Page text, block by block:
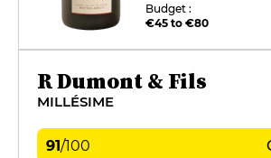
Budget :
€45 to €80
R Dumont & Fils
MILLÉSIME
91/100